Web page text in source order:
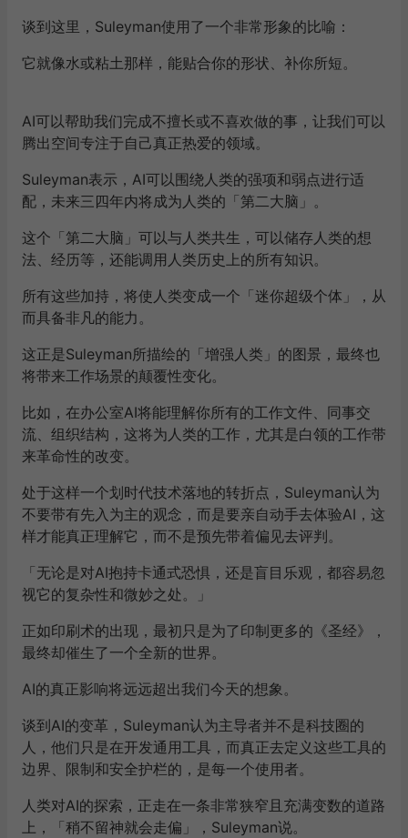
谈到这里，Suleyman使用了一个非常形象的比喻：
它就像水或粘土那样，能贴合你的形状、补你所短。
AI可以帮助我们完成不擅长或不喜欢做的事，让我们可以
腾出空间专注于自己真正热爱的领域。
Suleyman表示，AI可以围绕人类的强项和弱点进行适
配，未来三四年内将成为人类的「第二大脑」。
这个「第二大脑」可以与人类共生，可以储存人类的想
法、经历等，还能调用人类历史上的所有知识。
所有这些加持，将使人类变成一个「迷你超级个体」，从
而具备非凡的能力。
这正是Suleyman所描绘的「增强人类」的图景，最终也
将带来工作场景的颠覆性变化。
比如，在办公室AI将能理解你所有的工作文件、同事交
流、组织结构，这将为人类的工作，尤其是白领的工作带
来革命性的改变。
处于这样一个划时代技术落地的转折点，Suleyman认为
不要带有先入为主的观念，而是要亲自动手去体验AI，这
样才能真正理解它，而不是预先带着偏见去评判。
「无论是对AI抱持卡通式恐惧，还是盲目乐观，都容易忽
视它的复杂性和微妙之处。」
正如印刷术的出现，最初只是为了印制更多的《圣经》，
最终却催生了一个全新的世界。
AI的真正影响将远远超出我们今天的想象。
谈到AI的变革，Suleyman认为主导者并不是科技圈的
人，他们只是在开发通用工具，而真正去定义这些工具的
边界、限制和安全护栏的，是每一个使用者。
人类对AI的探索，正走在一条非常狭窄且充满变数的道路
上，
「稍不留神就会走偏」，Suleyman说。